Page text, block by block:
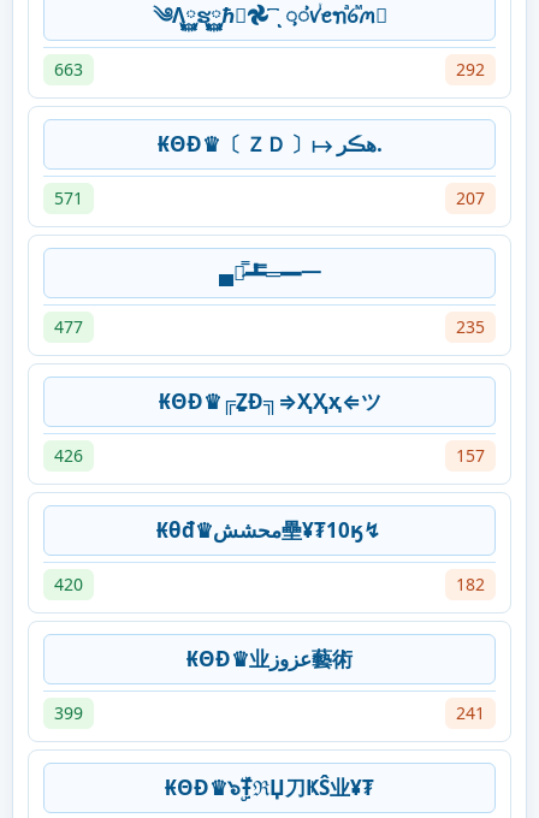
༄Λ࿆ຮ࿆ℏ࿆𖣘 ꙯ͺᝳᝲꪚꙶꫀꪦⷶꪉⷨꪔ
663 292
₭ΘĐ♛〔 ＺＤ 〕↦ ھڪر.
571 207
▄︻̷̿┻̿═━一
477 235
₭ΘĐ♛╔ẔƉ╗⇒ҲҲҳ⇐ツ
426 157
₭θđ♛محشش壘¥₮10ӄ↯
420 182
₭ΘĐ♛业عزوز藝術
399 241
₭ΘĐ♛๖ۣۜŦℜЏ刀ҜŜ业¥₮